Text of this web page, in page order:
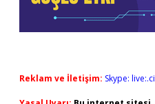
Reklam ve İletişim: Skype: